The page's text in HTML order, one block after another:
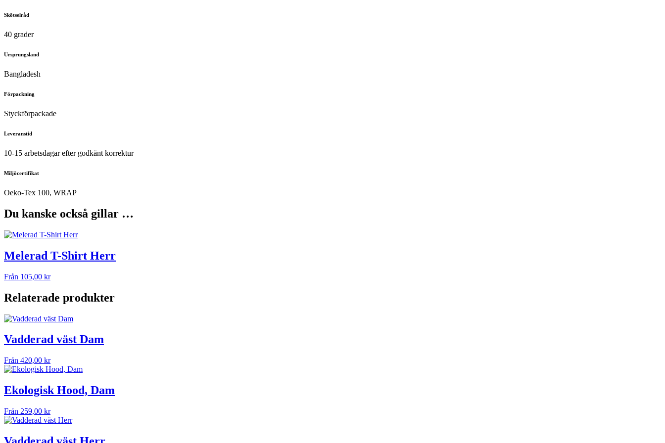
Skötselråd
40 grader
Ursprungsland
Bangladesh
Förpackning
Styckförpackade
Leveranstid
10-15 arbetsdagar efter godkänt korrektur
Miljöcertifikat
Oeko-Tex 100, WRAP
Du kanske också gillar …
Melerad T-Shirt Herr
Från 105,00 kr
Relaterade produkter
Vadderad väst Dam
Från 420,00 kr
Ekologisk Hood, Dam
Från 259,00 kr